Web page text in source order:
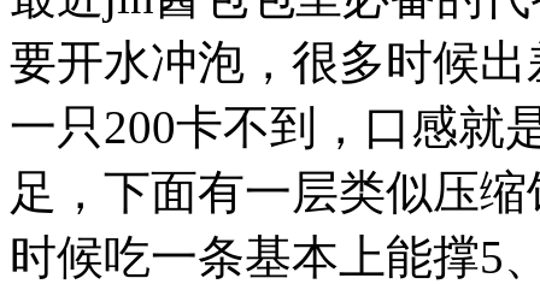
要开水冲泡，很多时候
一只200卡不到，口感就
足，下面有一层类似压
时候吃一条基本上能撑5